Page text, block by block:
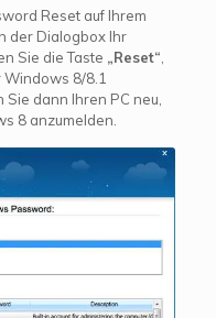
Reset auf Ihrem
der Dialogbox Ihr
Sie die Taste „Reset“
8/8.1
dann Ihren PC neu,
8 anzumelden.